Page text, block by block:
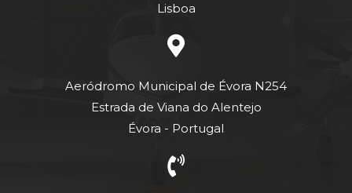
Lisboa
Aeródromo Municipal de Évora N254
Estrada de Viana do Alentejo
Évora - Portugal